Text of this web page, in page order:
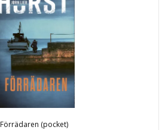
Förrädaren (pocket)